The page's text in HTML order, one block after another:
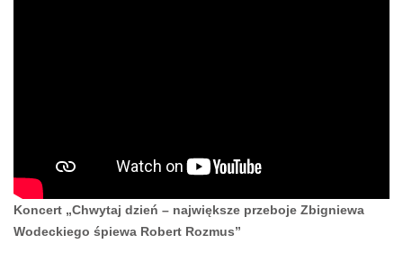
Koncert „Chwytaj dzień – największe przeboje Zbigniewa
Wodeckiego śpiewa Robert Rozmus”